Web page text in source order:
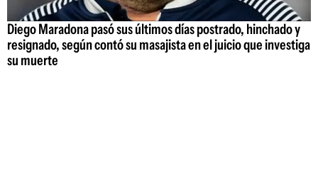
Diego Maradona pasó sus últimos días postrado, hinchado y
resignado, según contó su masajista en el juicio que investiga
su muerte